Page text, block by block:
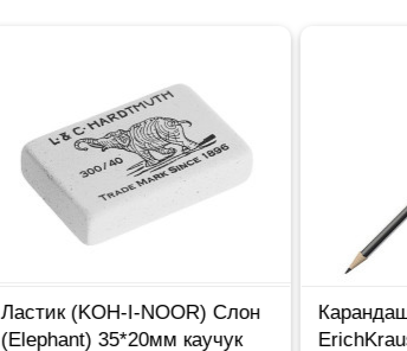
Ластик (KOH-I-NOOR) Слон
(Elephant) 35*20мм каучук